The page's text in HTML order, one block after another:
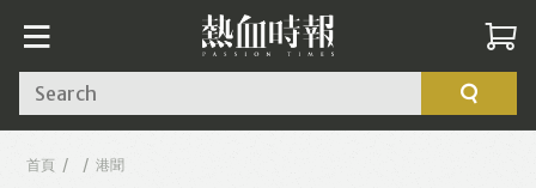
Search
首頁 港聞